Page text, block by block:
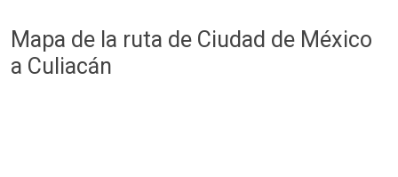
Mapa de la ruta de Ciudad de México
a Culiacán